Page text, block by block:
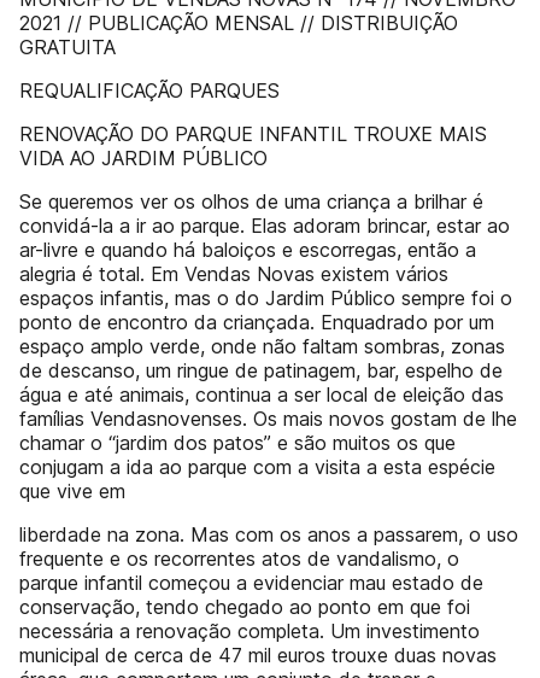
2021 // PUBLICAÇÃO MENSAL // DISTRIBUIÇÃO
GRATUITA
REQUALIFICAÇÃO PARQUES
RENOVAÇÃO DO PARQUE INFANTIL TROUXE MAIS
VIDA AO JARDIM PÚBLICO
Se queremos ver os olhos de uma criança a brilhar é
convidá-la a ir ao parque. Elas adoram brincar, estar ao
ar-livre e quando há baloiços e escorregas, então a
alegria é total. Em Vendas Novas existem vários
espaços infantis, mas o do Jardim Público sempre foi o
ponto de encontro da criançada. Enquadrado por um
espaço amplo verde, onde não faltam sombras, zonas
de descanso, um ringue de patinagem, bar, espelho de
água e até animais, continua a ser local de eleição das
famílias Vendasnovenses. Os mais novos gostam de lhe
chamar o “jardim dos patos” e são muitos os que
conjugam a ida ao parque com a visita a esta espécie
que vive em
liberdade na zona. Mas com os anos a passarem, o uso
frequente e os recorrentes atos de vandalismo, o
parque infantil começou a evidenciar mau estado de
conservação, tendo chegado ao ponto em que foi
necessária a renovação completa. Um investimento
municipal de cerca de 47 mil euros trouxe duas novas